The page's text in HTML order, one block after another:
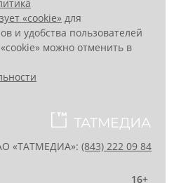
«cookie» для
и удобства пользователей
можно отменить в
«ТАТМЕДИА»: (843) 222 09 84
16+